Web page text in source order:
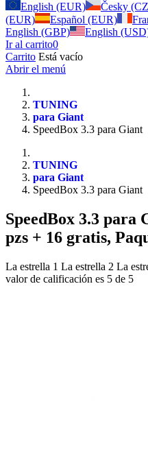
English (EUR)
Česky
(EUR)
Español (EUR)
English (GBP)
English
Ir al carrito0
Carrito Está vacío
Abrir el menú
TUNING
para Giant
SpeedBox 3.3 para Giant
TUNING
para Giant
SpeedBox 3.3 para Giant
SpeedBox 3.3 para
pzs + 16 gratis,
La estrella 1 La estrella 2 La
valor de calificación es 5 de 5